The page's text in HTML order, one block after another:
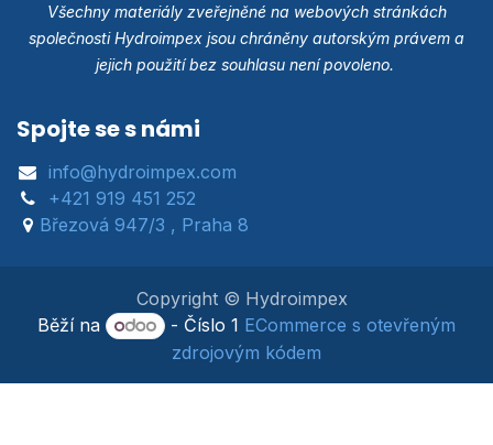
Všechny materiály zveřejněné na webových stránkách
společnosti Hydroimpex jsou chráněny autorským právem a
jejich použití bez souhlasu není povoleno.
Spojte se s námi
info@hydroimpex.com
+421 919 451 252
Březová 947/3 , Praha 8
Copyright © Hydroimpex
Běží na
- Číslo 1 ECommerce s otevřeným
zdrojovým kódem